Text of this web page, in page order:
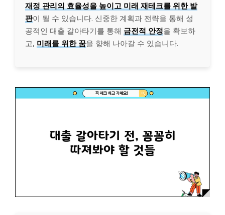
재정 관리의 효율성을 높이고 미래 재테크를 위한 발
판이 될 수 있습니다. 신중한 계획과 전략을 통해 성
공적인 대출 갈아타기를 통해 금전적 안정을 확보하
고, 미래를 위한 꿈을 향해 나아갈 수 있습니다.